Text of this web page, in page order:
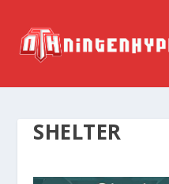
SHELTER